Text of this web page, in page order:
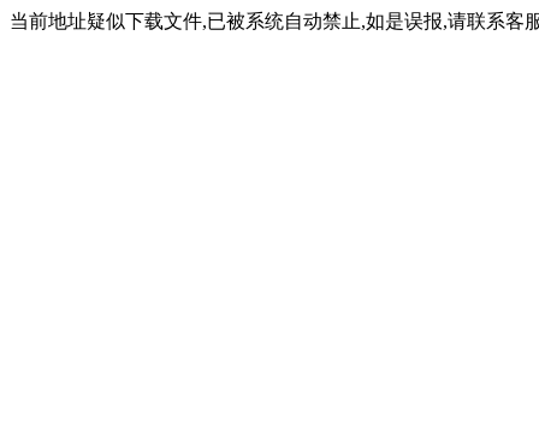
当前地址疑似下载文件,已被系统自动禁止,如是误报,请联系客